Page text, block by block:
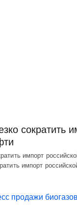
сократить
импорт
импорт